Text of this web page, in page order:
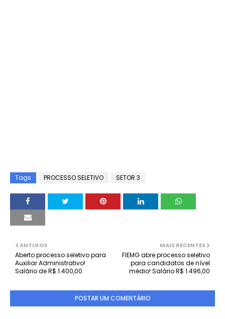
Tags PROCESSO SELETIVO SETOR 3
MAIS RECENTES
FIEMG abre processo seletivo
para candidatos de nível
médio! Salário R$ 1.496,00
ANTIGOS
Aberto processo seletivo para
Auxiliar Administrativo!
Salário de R$ 1.400,00
POSTAR UM COMENTÁRIO